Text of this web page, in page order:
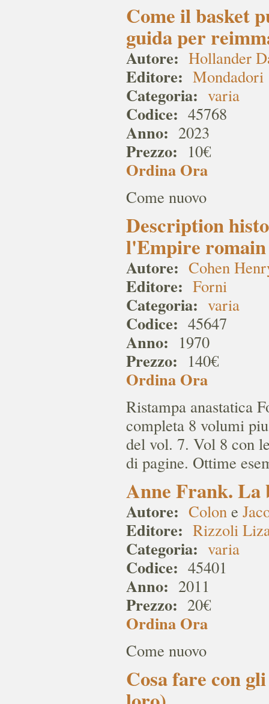
Come il basket
guida per
Autore: Hollander
Editore: Mondadori
Categoria: varia
Codice: 45768
Anno: 2023
Prezzo: 10€
Ordina Ora
Come nuovo
Description
l'Empire romain
Autore: Cohen
Editore: Forni
Categoria: varia
Codice: 45647
Anno: 1970
Prezzo: 140€
Ordina Ora
Ristampa anastatica
completa 8 volumi
del vol. 7. Vol 8 con
di pagine. Ottime
Anne Frank. La
Autore: Colon e
Editore: Rizzoli
Categoria: varia
Codice: 45401
Anno: 2011
Prezzo: 20€
Ordina Ora
Come nuovo
Cosa fare con